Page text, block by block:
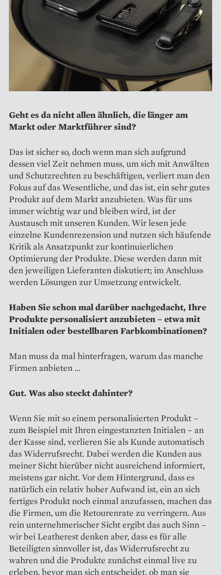
Geht es da nicht allen ähnlich, die länger am
Markt oder Marktführer sind?
Das ist sicher so, doch wenn man sich aufgrund
dessen viel Zeit nehmen muss, um sich mit Anwälten
und Schutzrechten zu beschäftigen, verliert man den
Fokus auf das Wesentliche, und das ist, ein sehr gutes
Produkt auf dem Markt anzubieten. Was für uns
immer wichtig war und bleiben wird, ist der
Austausch mit unseren Kunden. Wir lesen jede
einzelne Kundenrezension und nutzen sich häufende
Kritik als Ansatzpunkt zur kontinuierlichen
Optimierung der Produkte. Diese werden dann mit
den jeweiligen Lieferanten diskutiert; im Anschluss
werden Lösungen zur Umsetzung entwickelt.
Haben Sie schon mal darüber ­nachgedacht, Ihre
Produkte ­personalisiert anzubieten – etwa mit
Initialen oder bestell­baren Farb­kombinationen?
Man muss da mal hinterfragen, wa­rum das manche
Firmen anbieten …
Gut. Was also steckt dahinter?
Wenn Sie mit so einem personali­sierten Produkt –
zum Beispiel mit Ihren eingestanzten Initialen – an
der Kasse sind, verlieren Sie als Kunde automatisch
das Widerrufsrecht. Dabei werden die Kunden aus
meiner Sicht hierüber nicht ausreichend informiert,
meistens gar nicht. Vor dem Hintergrund, dass es
natürlich ein relativ hoher Aufwand ist, ein an sich
fertiges Produkt noch einmal anzufassen, machen das
die Firmen, um die Retourenrate zu verringern. Aus
rein unternehmerischer Sicht ergibt das auch Sinn –
wir bei Leatherest denken aber, dass es für alle
Beteiligten sinnvoller ist, das Widerrufsrecht zu
wahren und die Produkte zunächst einmal live zu
erleben, bevor man sich entscheidet, ob man sie